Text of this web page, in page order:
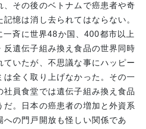
、その後のベトナムで癌患者や奇
憶は消し去られてはならない。
一斉に世界48か国、400都市以上
反遺伝子組み換え食品の世界同時
ていたが、不思議な事にハッピー
は全く取り上げなかった。その一
社員食堂では遺伝子組み換え食品
だ。日本の癌患者の増加と外資系
への門戸開放も怪しい関係であ